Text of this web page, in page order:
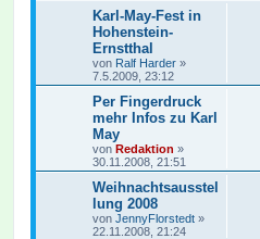
Karl-May-Fest in
Hohenstein-
Ernstthal
von Ralf Harder »
7.5.2009, 23:12
Per Fingerdruck
mehr Infos zu Karl
May
von Redaktion »
30.11.2008, 21:51
Weihnachtsausstel
lung 2008
von JennyFlorstedt »
22.11.2008, 21:24